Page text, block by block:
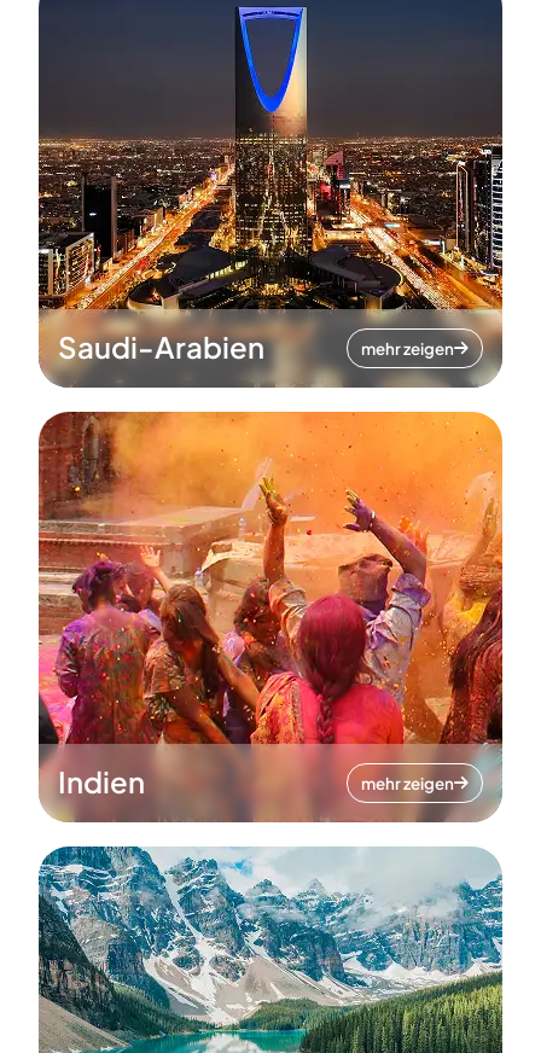
Saudi-Arabien mehr zeigen
Indien mehr zeigen